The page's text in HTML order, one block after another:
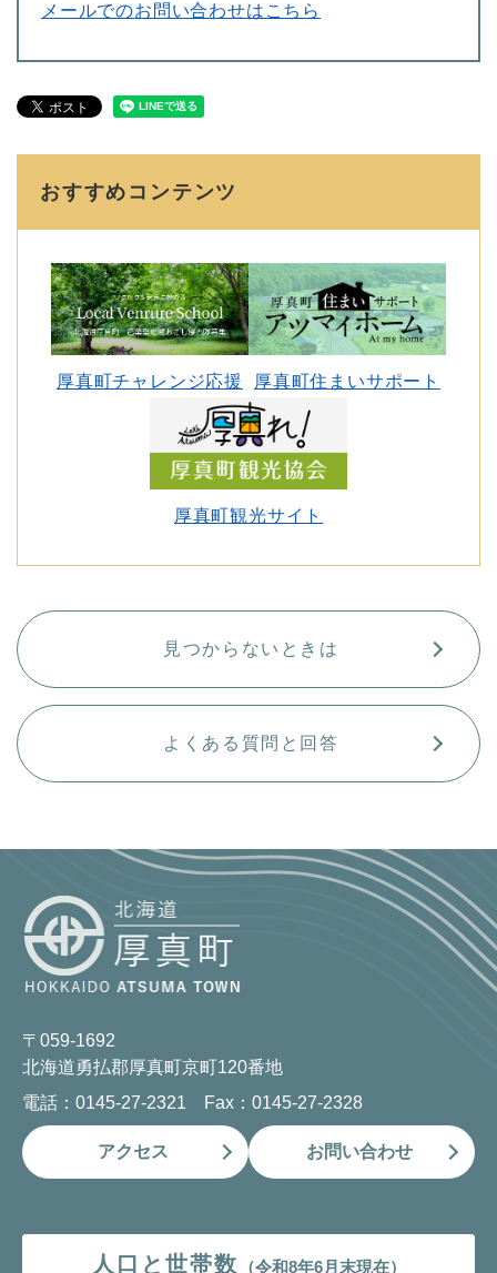
メールでのお問い合わせはこちら
おすすめコンテンツ
厚真町チャレンジ応援 厚真町住まいサポート
厚真町観光サイト
見つからないときは
よくある質問と回答
〒059-1692
北海道勇払郡厚真町京町120番地
電話：0145-27-2321 Fax：0145-27-2328
アクセス お問い合わせ
人口と世帯数 （令和8年6月末現在）